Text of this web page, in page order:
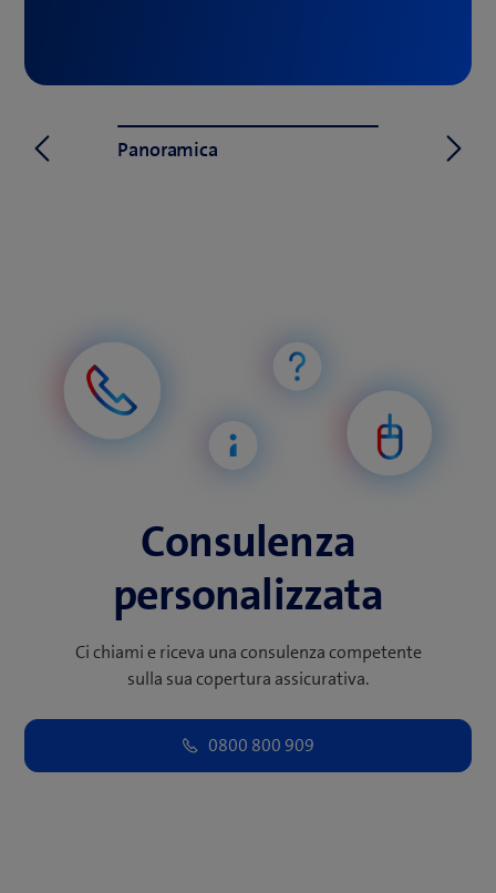
Panoramica
Consulenza
personalizzata
Ci chiami e riceva una consulenza competente
sulla sua copertura assicurativa.